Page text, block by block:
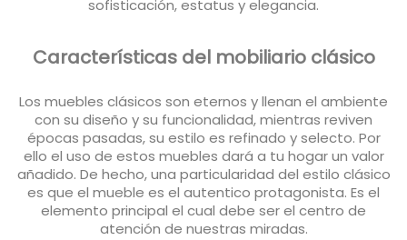
sofisticación, estatus y elegancia.
Características del mobiliario clásico
Los muebles clásicos son eternos y llenan el ambiente
con su diseño y su funcionalidad, mientras reviven
épocas pasadas, su estilo es refinado y selecto. Por
ello el uso de estos muebles dará a tu hogar un valor
añadido. De hecho, una particularidad del estilo clásico
es que el mueble es el autentico protagonista. Es el
elemento principal el cual debe ser el centro de
atención de nuestras miradas.